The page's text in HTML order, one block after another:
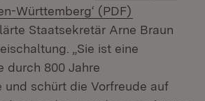
Württemberg‘ (PDF)
Staatsekretär Arne Braun
„Sie ist eine
durch 800 Jahre
und schürt die Vorfreude auf